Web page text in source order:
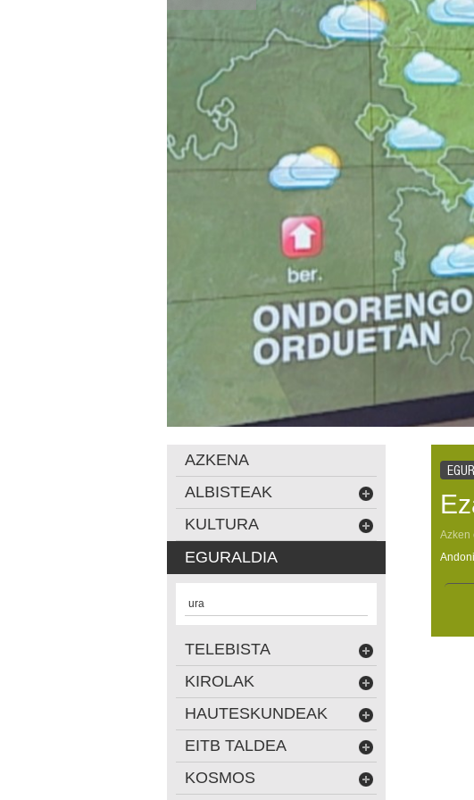
Azken
AZKENA
ALBISTEAK
KULTURA
EGURALDIA
ura
TELEBISTA
KIROLAK
HAUTESKUNDEAK
EITB TALDEA
KOSMOS